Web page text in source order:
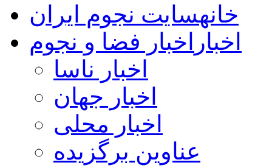
خانهسایت نجوم ایران
اخبار اخبار فضا و نجوم
اخبار ناسا
اخبار جهان
اخبار محلی
عناوین برگزیده